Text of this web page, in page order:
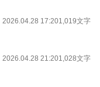
2026.04.28 17:201,019文字
2026.04.28 21:201,028文字